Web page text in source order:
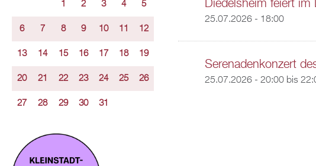
Diedelsheim feiert
25.07.2026 - 18:00
Serenadenkonzert
25.07.2026 - 20:00bis
1 2 3 4 5
6 7 8 9 10 11 12
13 14 15 16 17 18 19
20 21 22 23 24 25 26
27 28 29 30 31